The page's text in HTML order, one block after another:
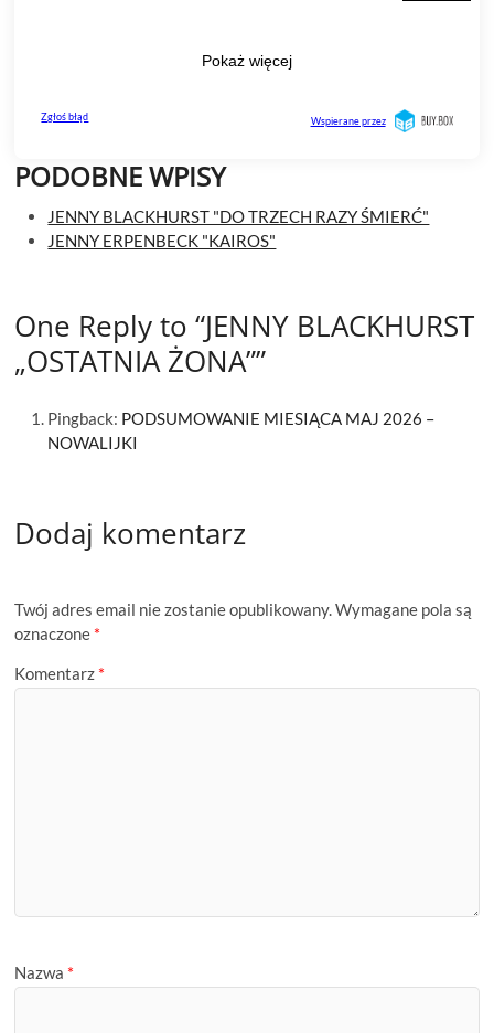
PODOBNE WPISY
JENNY BLACKHURST "DO TRZECH RAZY ŚMIERĆ"
JENNY ERPENBECK "KAIROS"
One Reply to “JENNY BLACKHURST
„OSTATNIA ŻONA””
Pingback: PODSUMOWANIE MIESIĄCA MAJ 2026 –
NOWALIJKI
Dodaj komentarz
Twój adres email nie zostanie opublikowany.Wymagane pola są
oznaczone *
Komentarz *
Nazwa *